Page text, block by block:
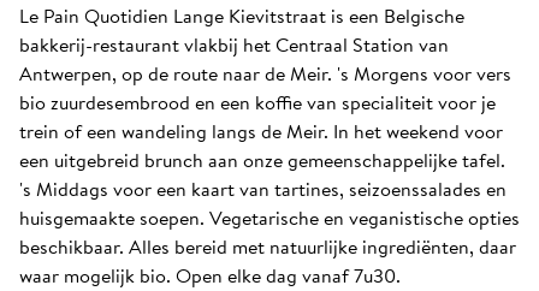
Le Pain Quotidien Lange Kievitstraat is een Belgische
bakkerij-restaurant vlakbij het Centraal Station van
Antwerpen, op de route naar de Meir. 's Morgens voor vers
bio zuurdesembrood en een koffie van specialiteit voor je
trein of een wandeling langs de Meir. In het weekend voor
een uitgebreid brunch aan onze gemeenschappelijke tafel.
's Middags voor een kaart van tartines, seizoenssalades en
huisgemaakte soepen. Vegetarische en veganistische opties
beschikbaar. Alles bereid met natuurlijke ingrediënten, daar
waar mogelijk bio. Open elke dag vanaf 7u30.